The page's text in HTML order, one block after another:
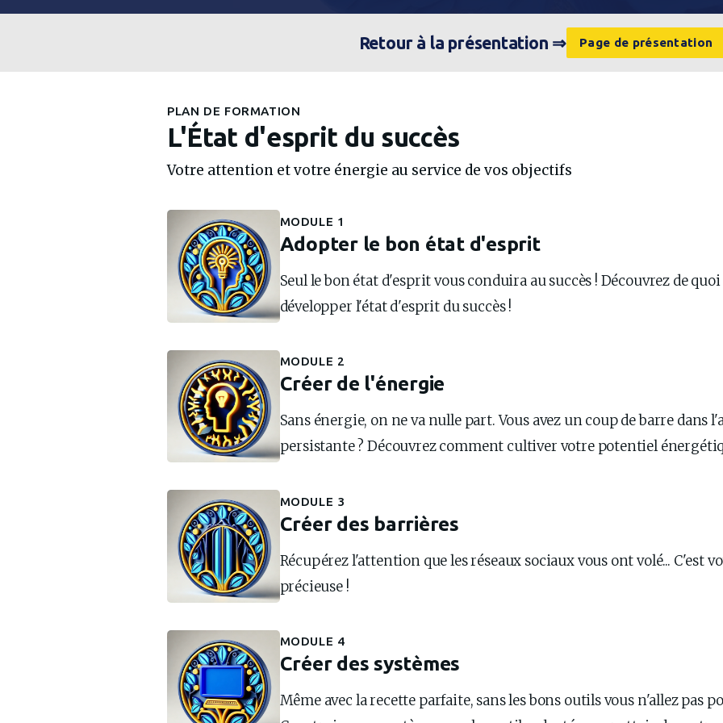
Retour à la présentation ⇒ Page de présentation
PLAN DE FORMATION
L'État d'esprit du succès
Votre attention et votre énergie au service de vos objectifs
MODULE 1
Adopter le bon état d'esprit
Seul le bon état d'esprit vous conduira au succès ! Découvrez de
développer l'état d'esprit du succès !
MODULE 2
Créer de l'énergie
Sans énergie, on ne va nulle part. Vous avez un coup de barre
persistante ? Découvrez comment cultiver votre potentiel
MODULE 3
Créer des barrières
Récupérez l'attention que les réseaux sociaux vous ont volé... C'est
précieuse !
MODULE 4
Créer des systèmes
Même avec la recette parfaite, sans les bons outils vous n'allez pas